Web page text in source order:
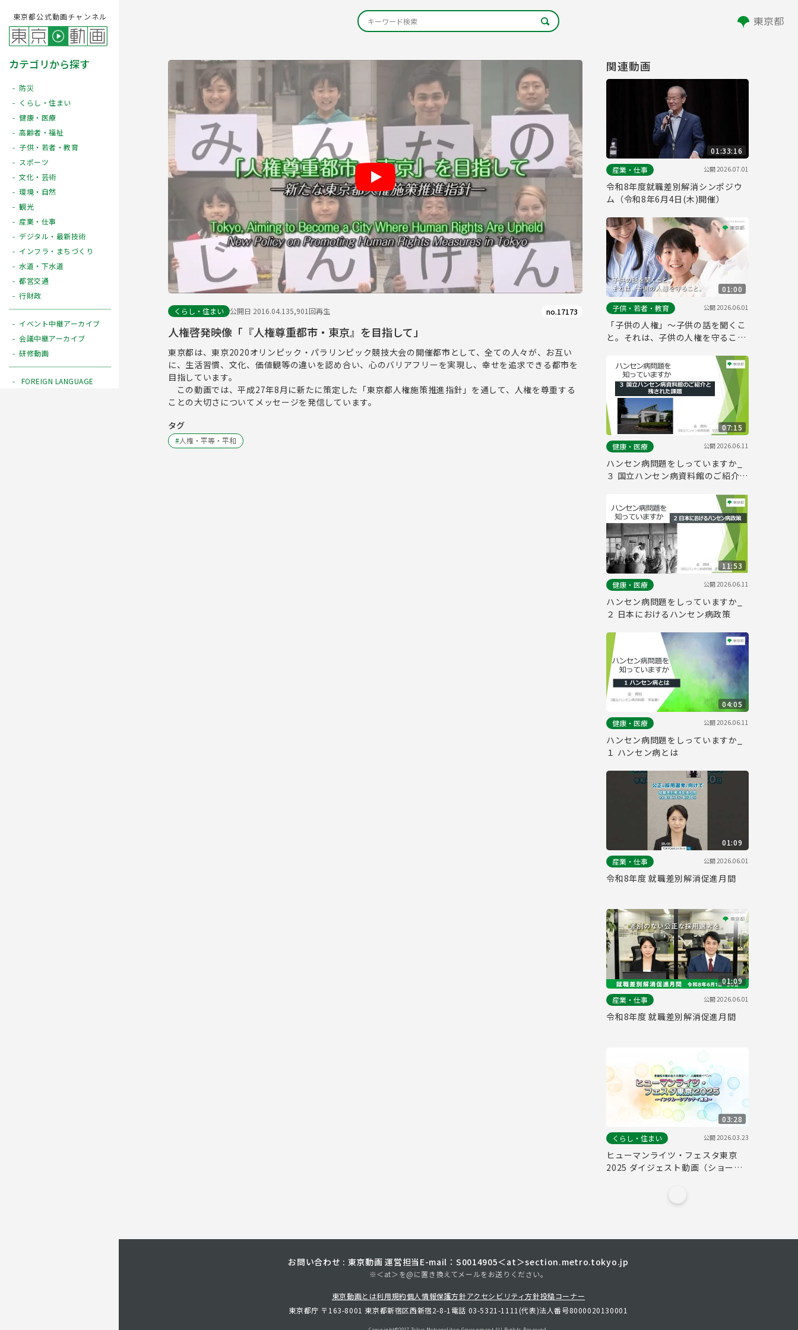
東京都公式動画チャンネル
カテゴリから探す
防災
くらし・住まい
健康・医療
高齢者・福祉
子供・若者・教育
スポーツ
文化・芸術
環境・自然
観光
産業・仕事
デジタル・最新技術
インフラ・まちづくり
水道・下水道
都営交通
行財政
イベント中継アーカイブ
会議中継アーカイブ
研修動画
FOREIGN LANGUAGE
Play
くらし・住まい 公開日 2016.04.135,901回再生 no.17173
人権啓発映像「『人権尊重都市・東京』を目指して」
東京都は、東京2020オリンピック・パラリンピック競技大会の開催都市として、全ての人々が、お互い
に、生活習慣、文化、価値観等の違いを認め合い、心のバリアフリーを実現し、幸せを追求できる都市を
目指しています。
この動画では、平成27年8月に新たに策定した「東京都人権施策推進指針」を通して、人権を尊重する
ことの大切さについてメッセージを発信しています。
タグ
#人権・平等・平和
関連動画
01:33:16
産業・仕事
公開2026.07.01
令和8年度就職差別解消シンポジウ
ム（令和8年6月4日(木)開催）
01:00
子供・若者・教育
公開2026.06.01
「子供の人権」～子供の話を聞くこ
と。それは、子供の人権を守るこ
07:15
健康・医療
公開2026.06.11
ハンセン病問題をしっていますか_
３ 国立ハンセン病資料館のご紹介と
11:53
健康・医療
公開2026.06.11
ハンセン病問題をしっていますか_
２ 日本におけるハンセン病政策
04:05
健康・医療
公開2026.06.11
ハンセン病問題をしっていますか_
１ ハンセン病とは
01:09
産業・仕事
公開2026.06.01
令和8年度 就職差別解消促進月間
01:09
産業・仕事
公開2026.06.01
令和8年度 就職差別解消促進月間
03:28
くらし・住まい
公開2026.03.23
ヒューマンライツ・フェスタ東京
2025 ダイジェスト動画（ショート
お問い合わせ : 東京動画 運営担当 E-mail：S0014905＜at＞section.metro.tokyo.jp
※＜at＞を@に置き換えてメールをお送りください。
東京動画とは利用規約個人情報保護方針アクセシビリティ方針投稿コーナー
東京都庁 〒163-8001 東京都新宿区西新宿2-8-1 電話 03-5321-1111(代表)法人番号8000020130001